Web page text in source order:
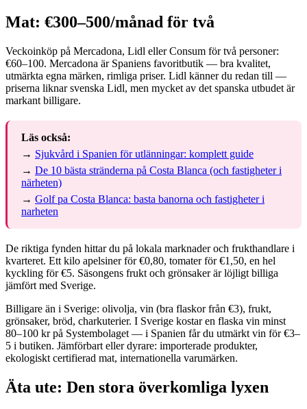
Mat: €300–500/månad för två
Veckoinköp på Mercadona, Lidl eller Consum för två personer:
€60–100. Mercadona är Spaniens favoritbutik — bra kvalitet,
utmärkta egna märken, rimliga priser. Lidl känner du redan till —
priserna liknar svenska Lidl, men mycket av det spanska utbudet är
markant billigare.
Läs också:
→ Sjukvård i Spanien för utlänningar: komplett guide
→ De 10 bästa stränderna på Costa Blanca (och fastigheter i
närheten)
→ Golf pa Costa Blanca: basta banorna och fastigheter i
narheten
De riktiga fynden hittar du på lokala marknader och frukthandlare i
kvarteret. Ett kilo apelsiner för €0,80, tomater för €1,50, en hel
kyckling för €5. Säsongens frukt och grönsaker är löjligt billiga
jämfört med Sverige.
Billigare än i Sverige: olivolja, vin (bra flaskor från €3), frukt,
grönsaker, bröd, charkuterier. I Sverige kostar en flaska vin minst
80–100 kr på Systembolaget — i Spanien får du utmärkt vin för €3–
5 i butiken. Jämförbart eller dyrare: importerade produkter,
ekologiskt certifierad mat, internationella varumärken.
Äta ute: Den stora överkomliga lyxen